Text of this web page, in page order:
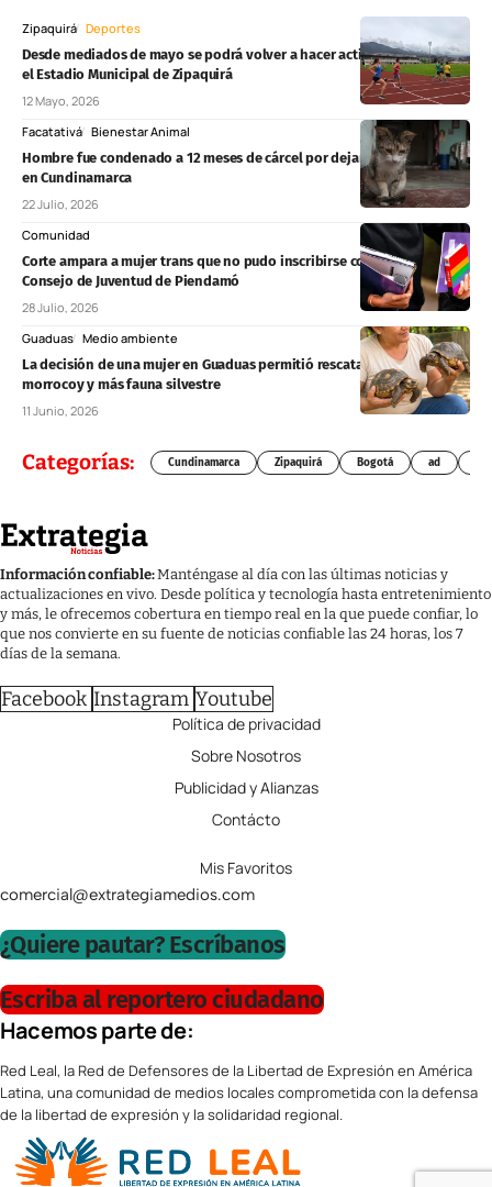
Zipaquirá Deportes
Desde mediados de mayo se podrá volver a hacer actividad física en
el Estadio Municipal de Zipaquirá
12 Mayo, 2026
Facatativá Bienestar Animal
Hombre fue condenado a 12 meses de cárcel por dejar ciega a una gata
en Cundinamarca
22 Julio, 2026
Comunidad
Corte ampara a mujer trans que no pudo inscribirse como candidata al
Consejo de Juventud de Piendamó
28 Julio, 2026
Guaduas Medio ambiente
La decisión de una mujer en Guaduas permitió rescatar 24 tortugas
morrocoy y más fauna silvestre
11 Junio, 2026
Categorías: Cundinamarca Zipaquirá Bogotá ad
Información confiable:Manténgase al día con las últimas noticias y
actualizaciones en vivo. Desde política y tecnología hasta entretenimiento
y más, le ofrecemos cobertura en tiempo real en la que puede confiar, lo
que nos convierte en su fuente de noticias confiable las 24 horas, los 7
días de la semana.
Facebook Instagram Youtube
Política de privacidad
Sobre Nosotros
Publicidad y Alianzas
Contácto
Mis Favoritos
comercial@extrategiamedios.com
¿Quiere pautar? Escríbanos
Escriba al reportero ciudadano
Hacemos parte de:
Red Leal, la Red de Defensores de la Libertad de Expresión en América
Latina, una comunidad de medios locales comprometida con la defensa
de la libertad de expresión y la solidaridad regional.